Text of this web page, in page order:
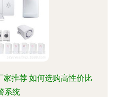
推荐 如何选购高性价比
系统